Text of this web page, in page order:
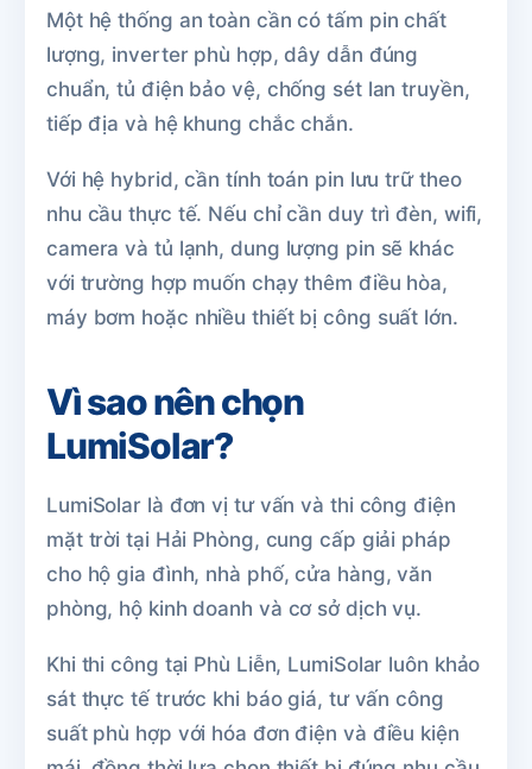
Một hệ thống an toàn cần có tấm pin chất
lượng, inverter phù hợp, dây dẫn đúng
chuẩn, tủ điện bảo vệ, chống sét lan truyền,
tiếp địa và hệ khung chắc chắn.
Với hệ hybrid, cần tính toán pin lưu trữ theo
nhu cầu thực tế. Nếu chỉ cần duy trì đèn, wifi,
camera và tủ lạnh, dung lượng pin sẽ khác
với trường hợp muốn chạy thêm điều hòa,
máy bơm hoặc nhiều thiết bị công suất lớn.
Vì sao nên chọn
LumiSolar?
LumiSolar là đơn vị tư vấn và thi công điện
mặt trời tại Hải Phòng, cung cấp giải pháp
cho hộ gia đình, nhà phố, cửa hàng, văn
phòng, hộ kinh doanh và cơ sở dịch vụ.
Khi thi công tại Phù Liễn, LumiSolar luôn khảo
sát thực tế trước khi báo giá, tư vấn công
suất phù hợp với hóa đơn điện và điều kiện